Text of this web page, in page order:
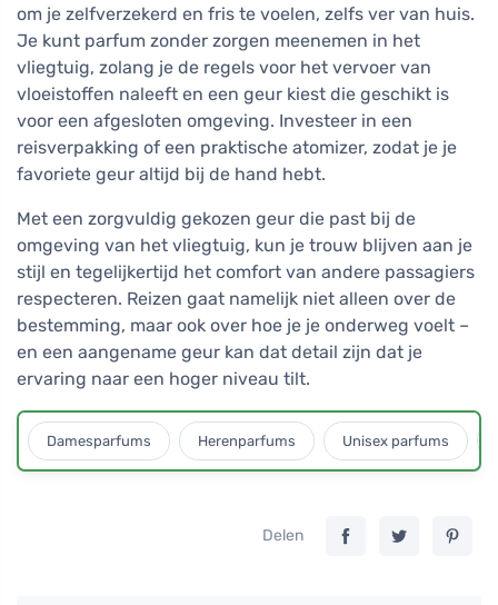
om je zelfverzekerd en fris te voelen, zelfs ver van huis.
Je kunt parfum zonder zorgen meenemen in het
vliegtuig, zolang je de regels voor het vervoer van
vloeistoffen naleeft en een geur kiest die geschikt is
voor een afgesloten omgeving. Investeer in een
reisverpakking of een praktische atomizer, zodat je je
favoriete geur altijd bij de hand hebt.
Met een zorgvuldig gekozen geur die past bij de
omgeving van het vliegtuig, kun je trouw blijven aan je
stijl en tegelijkertijd het comfort van andere passagiers
respecteren. Reizen gaat namelijk niet alleen over de
bestemming, maar ook over hoe je je onderweg voelt –
en een aangename geur kan dat detail zijn dat je
ervaring naar een hoger niveau tilt.
Damesparfums Herenparfums Unisex parfums
Delen